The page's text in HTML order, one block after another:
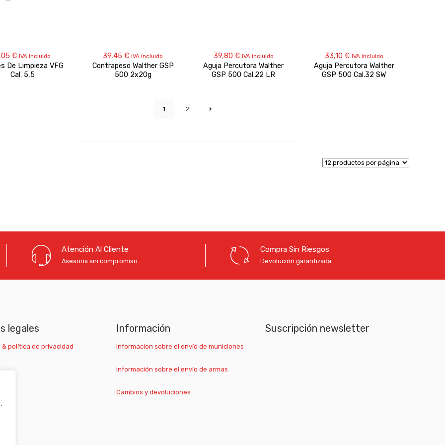
€ IVA incluido
De Limpieza VFG
Cal. 5,5
39,45€ IVA incluido
Contrapeso Walther GSP
500 2x20g
39,80 € IVA incluido
Aguja Percutora Walther
GSP 500 Cal.22 LR
33,10 € IVA incluido
Aguja Percutora Walther
GSP 500 Cal.32 SW
1 2
Atención Al Cliente
Asesoría sin compromiso
Compra Sin Riesgos
Devolución garantizada
legales
& política de privacidad
Información
Informacion sobre el envío de municiones
Información sobre el envío de armas
Cambios y devoluciones
Suscripción newsletter